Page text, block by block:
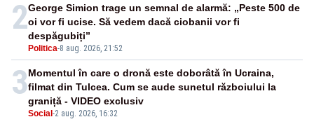
2
Politica-8 aug. 2026, 21:52
George Simion trage un semnal de alarmă: „Peste 500 de
oi vor fi ucise. Să vedem dacă ciobanii vor fi
despăgubiți”
3
Social -2 aug. 2026, 16:32
Momentul în care o dronă este doborâtă în Ucraina,
filmat din Tulcea. Cum se aude sunetul războiului la
graniță - VIDEO exclusiv